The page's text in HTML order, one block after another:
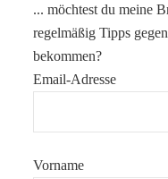
... möchtest du meine
regelmäßig Tipps
bekommen?
Email-Adresse
Vorname